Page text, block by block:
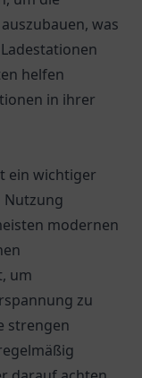
was
helfen
in ihrer
ein wichtiger
Nutzung
modernen
um
zu
strengen